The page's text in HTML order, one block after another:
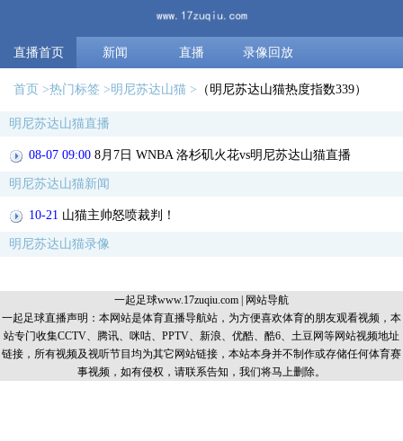
直播首页 新闻 直播 录像回放
首页 热门标签 明尼苏达山猫 （明尼苏达山猫热度指数339）
明尼苏达山猫直播
08-07 09:00 8月7日 WNBA 洛杉矶火花vs明尼苏达山猫直播
明尼苏达山猫新闻
10-21 山猫主帅怒喷裁判！
明尼苏达山猫录像
一起足球www.17zuqiu.com | 网站导航
一起足球直播声明：本网站是体育直播导航站，为方便喜欢体育的朋友观看视频，本
站专门收集CCTV、腾讯、咪咕、PPTV、新浪、优酷、酷6、土豆网等网站视频地址
链接，所有视频及视听节目均为其它网站链接，本站本身并不制作或存储任何体育赛
事视频，如有侵权，请联系告知，我们将马上删除。